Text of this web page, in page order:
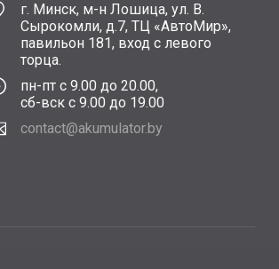
г. Минск, м-н Лошица, ул. В.
Сырокомли, д.7, ТЦ «АвтоМир»,
павильон 181, вход с левого
торца.
пн-пт с 9.00 до 20.00,
сб-вск с 9.00 до 19.00
contact@akumulator.by